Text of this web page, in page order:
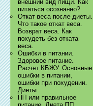
внешний вид пищи. Как
питаться осознанно?
Откат веса после диеты.
Что такое откат веса.
Возврат веса. Как
похудеть без отката
веса.
Ошибки в питании.
Здоровое питание.
Расчет КБЖУ. Основные
ошибки в питании,
ошибки при похудении.
Диеты.
ПП или правильное